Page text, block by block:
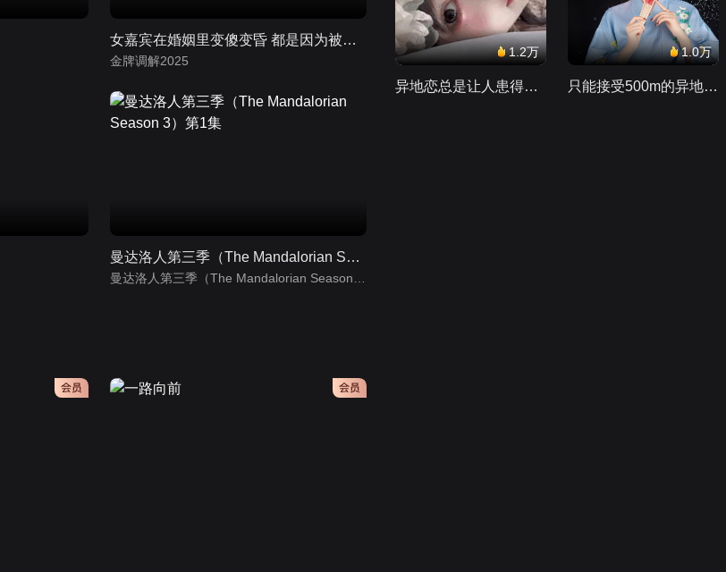
曼达洛人第一季（The
Mandalorian Season
1）第1集
3,192万
女嘉宾在婚姻里变傻变昏 都是因为被弟弟拿捏的丈夫
金牌调解2025
曼达洛人第三季（The Mandalorian Season 3）第1集
会员
1.2万
异地恋总是让人患得患失。。。
1.0万
只能接受500m的异地恋，电动车没电了......